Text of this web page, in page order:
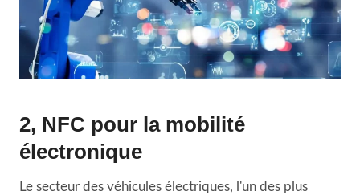
2, NFC pour la mobilité
électronique
Le secteur des véhicules électriques, l'un des plus